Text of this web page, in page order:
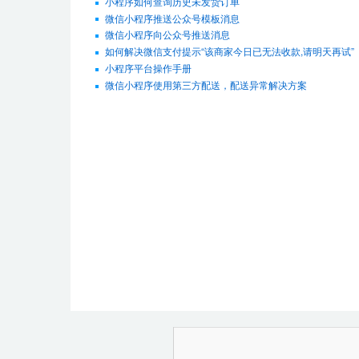
微信小程序推送公众号模板消息
微信小程序向公众号推送消息
如何解决微信支付提示“该商家今日已无法收款,请明天再试”
小程序平台操作手册
微信小程序使用第三方配送，配送异常解决方案